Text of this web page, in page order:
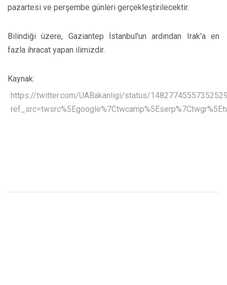
pazartesi ve perşembe günleri gerçekleştirilecektir.
Bilindiği üzere, Gaziantep İstanbul'un ardından Irak'a en
fazla ihracat yapan ilimizdir.
Kaynak:
https://twitter.com/UABakanligi/status/